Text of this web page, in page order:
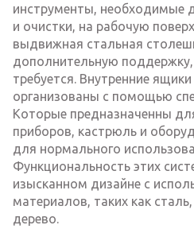
инструменты, необходимые
и очистки, на рабочую
выдвижная стальная
дополнительную
требуется. Внутренние
организованы с помощью
Которые предназначенны
приборов, кастрюль и
для нормального
Функциональность этих
изысканном дизайне с
материалов, таких как
дерево.